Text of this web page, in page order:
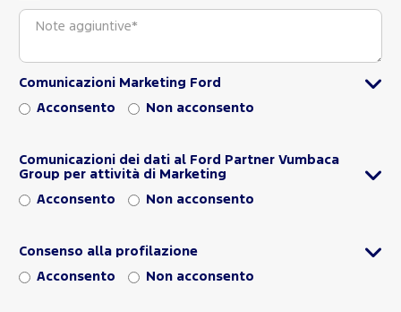
Comunicazioni Marketing Ford
Acconsento Non acconsento
Comunicazioni dei dati al Ford Partner Vumbaca
Group per attività di Marketing
Acconsento Non acconsento
Consenso alla profilazione
Acconsento Non acconsento